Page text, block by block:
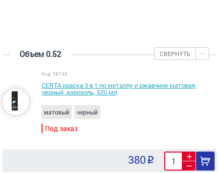
Объем 0.52 СВЕРНУТЬ
Код: 58749
CERTA краска 3 в 1 по металлу и ржавчине матовая,
черный, аэрозоль, 520 мл
матовый черный
Под заказ
380